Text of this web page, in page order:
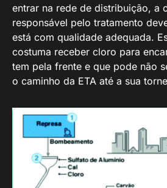
entrar na rede de distribuição, a
responsável pelo tratamento
está com qualidade adequada.
costuma receber cloro para
tem pela frente e que pode não
o caminho da ETA até a sua